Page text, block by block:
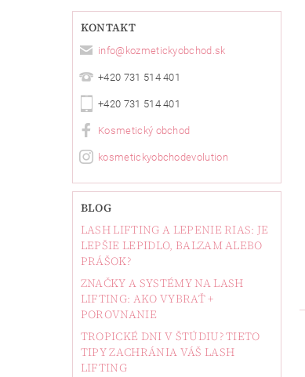
KONTAKT
info@ kozmetickyobchod.sk
+420 731 514 401
+420 731 514 401
Kosmetický obchod
kosmetickyobchodevolution
BLOG
LASH LIFTING A LEPENIE RIAS: JE
LEPŠIE LEPIDLO, BALZAM ALEBO
PRÁŠOK?
ZNAČKY A SYSTÉMY NA LASH
LIFTING: AKO VYBRAŤ +
POROVNANIE
TROPICKÉ DNI V ŠTÚDIU? TIETO
TIPY ZACHRÁNIA VÁŠ LASH
LIFTING